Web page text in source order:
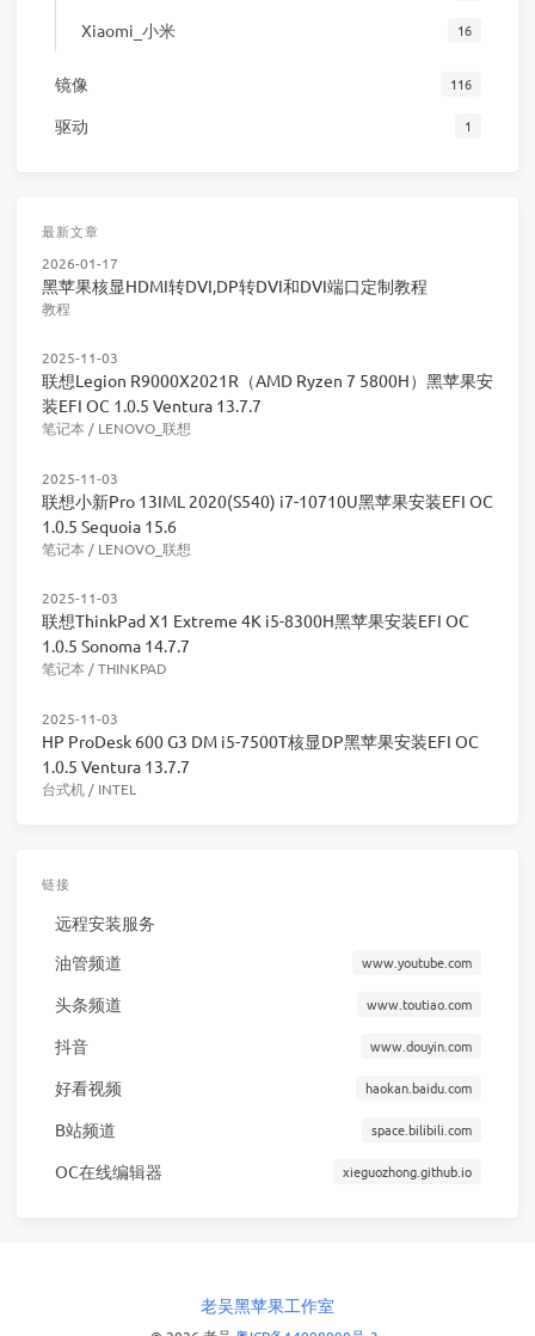
Xiaomi_小米 16
镜像 116
驱动 1
最新文章
2026-01-17
黑苹果核显HDMI转DVI,DP转DVI和DVI端口定制教程
教程
2025-11-03
联想Legion R9000X2021R（AMD Ryzen 7 5800H）黑苹果安
装EFI OC 1.0.5 Ventura 13.7.7
笔记本 / LENOVO_联想
2025-11-03
联想小新Pro 13IML 2020(S540) i7-10710U黑苹果安装EFI OC
1.0.5 Sequoia 15.6
笔记本 / LENOVO_联想
2025-11-03
联想ThinkPad X1 Extreme 4K i5-8300H黑苹果安装EFI OC
1.0.5 Sonoma 14.7.7
笔记本 /THINKPAD
2025-11-03
HP ProDesk 600 G3 DM i5-7500T核显DP黑苹果安装EFI OC
1.0.5 Ventura 13.7.7
台式机 / INTEL
链接
远程安装服务
油管频道
www.youtube.com
头条频道 www.toutiao.com
抖音 www.douyin.com
好看视频 haokan.baidu.com
B站频道 space.bilibili.com
OC在线编辑器 xieguozhong.github.io
老吴黑苹果工作室